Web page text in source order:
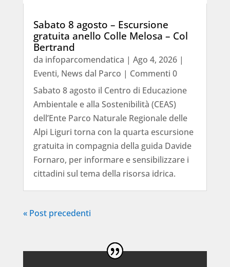
Sabato 8 agosto – Escursione
gratuita anello Colle Melosa – Col
Bertrand
da infoparcomendatica | Ago 4, 2026|
Eventi, News dal Parco | Commenti 0
Sabato 8 agosto il Centro di Educazione
Ambientale e alla Sostenibilità (CEAS)
dell’Ente Parco Naturale Regionale delle
Alpi Liguri torna con la quarta escursione
gratuita in compagnia della guida Davide
Fornaro, per informare e sensibilizzare i
cittadini sul tema della risorsa idrica.
« Post precedenti